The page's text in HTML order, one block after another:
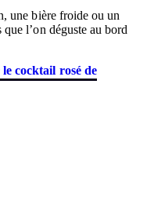
une bière froide ou un
l’on déguste au bord
cocktail rosé de